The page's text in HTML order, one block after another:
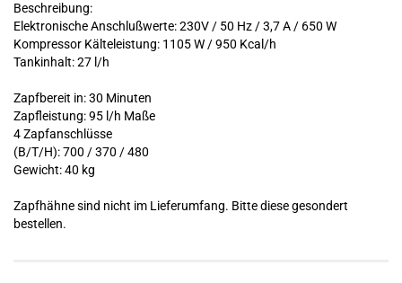
Beschreibung:
Elektronische Anschlußwerte: 230V / 50 Hz / 3,7 A / 650 W
Kompressor Kälteleistung: 1105 W / 950 Kcal/h
Tankinhalt: 27 l/h
Zapfbereit in: 30 Minuten
Zapfleistung: 95 l/h Maße
4 Zapfanschlüsse
(B/T/H): 700 / 370 / 480
Gewicht: 40 kg
Zapfhähne sind nicht im Lieferumfang. Bitte diese gesondert
bestellen.